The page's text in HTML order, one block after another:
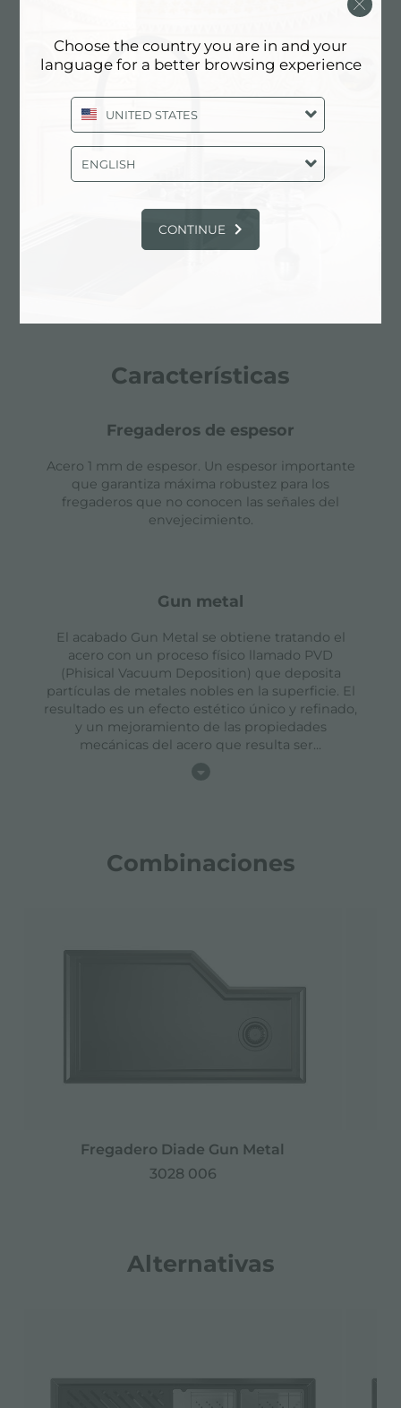
Características
fregaderos de espesor
Acero 1 mm de espesor. Un espesor importante
que garantiza máxima robustez para los
fregaderos que no conocen las señales del
envejecimiento.
gun metal
El acabado Gun Metal se obtiene tratando el
acero con un proceso físico llamado PVD
(Phisical Vacuum Deposition) que deposita
partículas de metales nobles en la superficie. El
resultado es un efecto estético único y refinado,
y un mejoramiento de las propiedades
mecánicas del acero que resulta ser...
Combinaciones
Fregadero Diade Gun Metal
3028 006
Alternativas
Choose the country you are in and your
language for a better browsing experience
UNITED STATES
ENGLISH
CONTINUE